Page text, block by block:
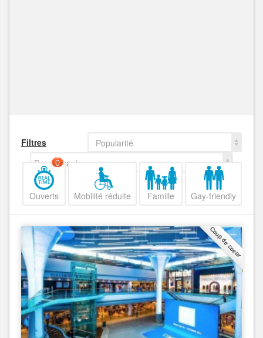
Filtres
Popularité
Decroissant
Ouverts
0
Mobilité réduite Famille Gay-friendly
Coup de coeur